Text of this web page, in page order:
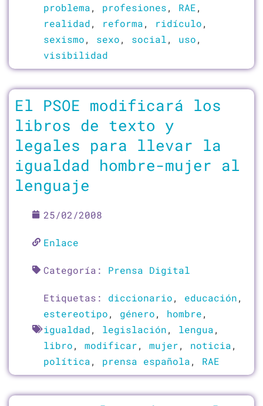
problema, profesiones, RAE,
realidad, reforma, ridículo,
sexismo, sexo, social, uso,
visibilidad
El PSOE modificará los
libros de texto y
legales para llevar la
igualdad hombre-mujer al
lenguaje
25/02/2008
Enlace
Categoría: Prensa Digital
Etiquetas: diccionario, educación,
estereotipo, género, hombre,
igualdad, legislación, lengua,
libro, modificar, mujer, noticia,
política, prensa española, RAE